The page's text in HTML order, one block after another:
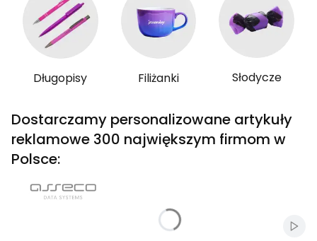
Długopisy Filiżanki Słodycze
Dostarczamy personalizowane artykuły
reklamowe 300 największym firmom w
Polsce: